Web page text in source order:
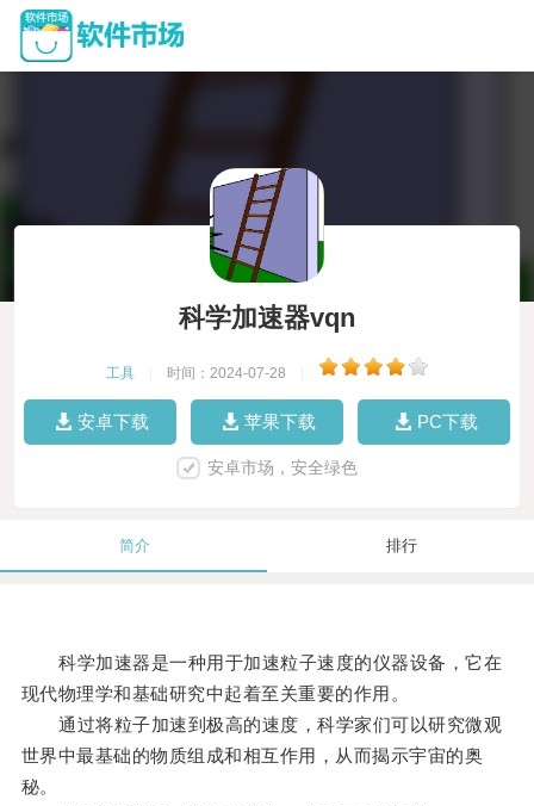
科学加速器vqn
工具 时间：2024-07-28
安卓下载 苹果下载 PC下载
安卓市场，安全绿色
简介 排行
科学加速器是一种用于加速粒子速度的仪器设备，它在
现代物理学和基础研究中起着至关重要的作用。
通过将粒子加速到极高的速度，科学家们可以研究微观
世界中最基础的物质组成和相互作用，从而揭示宇宙的奥
秘。